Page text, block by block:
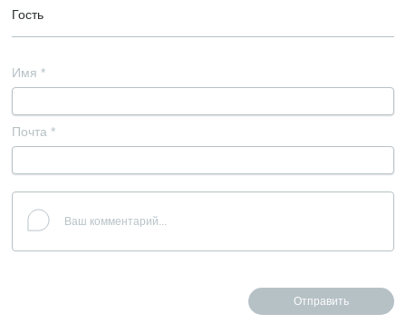
Гость
Имя *
Почта *